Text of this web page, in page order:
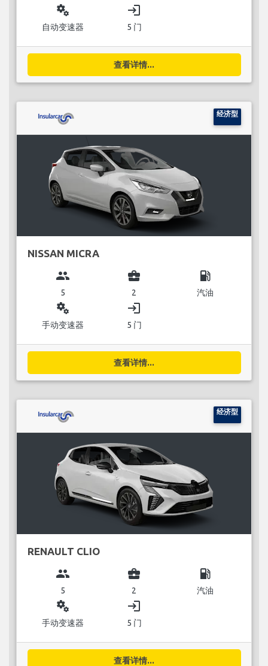
miscellaneous_services
自动变速器
login
5 门
查看详情...
经济型
NISSAN MICRA
group
5
business_center
2
local_gas_station
汽油
miscellaneous_services
手动变速器
login
5 门
查看详情...
经济型
RENAULT CLIO
group
5
business_center
2
local_gas_station
汽油
miscellaneous_services
手动变速器
login
5 门
查看详情...